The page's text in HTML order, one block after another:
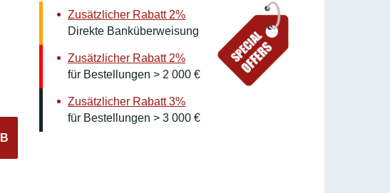
Zusätzlicher Rabatt 2%
Direkte Banküberweisung
Zusätzlicher Rabatt 2%
für Bestellungen > 2 000 €
Zusätzlicher Rabatt 3%
für Bestellungen > 3 000 €